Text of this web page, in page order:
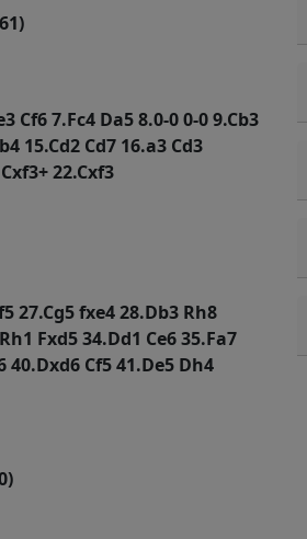
Cf6 7.Fc4 Da5 8.0-0 0-0 9.Cb3
15.Cd2 Cd7 16.a3 Cd3
22.Cxf3
27.Cg5 fxe4 28.Db3 Rh8
Fxd5 34.Dd1 Ce6 35.Fa7
40.Dxd6 Cf5 41.De5 Dh4